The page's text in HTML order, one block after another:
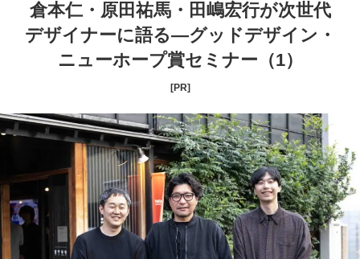
COLUMN
コラム
倉本仁・原田祐馬・田嶋宏行が次世代
デザイナーに語る―グッドデザイン・
ニューホープ賞セミナー（1）
[PR]